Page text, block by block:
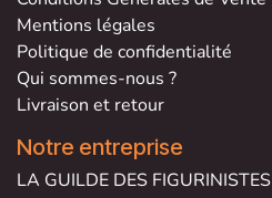
Mentions légales
Politique de confidentialité
Qui sommes-nous ?
Livraison et retour
Notre entreprise
LA GUILDE DES FIGURINISTES